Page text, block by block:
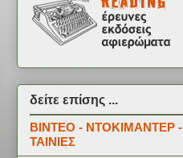
δείτε επίσης ...
ΒΙΝΤΕΟ - ΝΤΟΚΙΜΑΝΤΕΡ -
ΤΑΙΝΙΕΣ